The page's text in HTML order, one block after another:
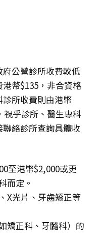
公營診所收費較低
港幣$135，非合資格
所收費則由港幣
視乎診所、醫生專科
絡診所查詢具體收
至港幣$2,000或更
而定。
X光片、牙齒矯正等
矯正科、牙髓科）的